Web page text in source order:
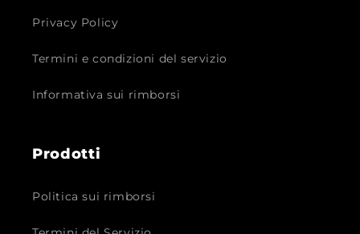
Privacy Policy
Termini e condizioni del servizio
Informativa sui rimborsi
Prodotti
Politica sui rimborsi